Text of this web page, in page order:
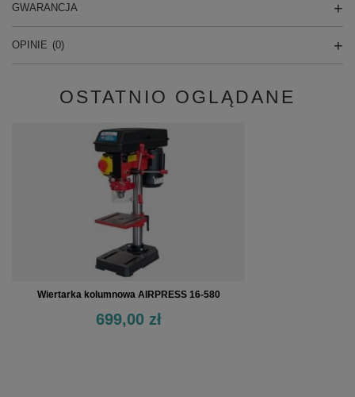
GWARANCJA
OPINIE (0)
OSTATNIO OGLĄDANE
Wiertarka kolumnowa AIRPRESS 16-580
699,00 zł